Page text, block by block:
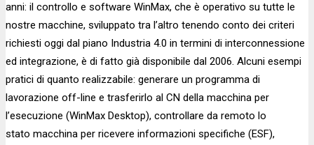
anni: il controllo e software WinMax, che è operativo su tutte le
nostre macchine, sviluppato tra l’altro tenendo conto dei criteri
richiesti oggi dal piano Industria 4.0 in termini di interconnessione
ed integrazione, è di fatto già disponibile dal 2006. Alcuni esempi
pratici di quanto realizzabile: generare un programma di
lavorazione off-line e trasferirlo al CN della macchina per
l’esecuzione (WinMax Desktop), controllare da remoto lo
stato macchina per ricevere informazioni specifiche (ESF),